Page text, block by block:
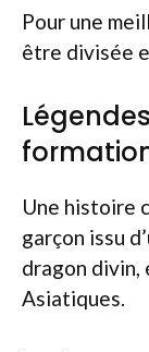
Pour une
être divisée
Une histoire
garçon issu
dragon divin,
Asiatiques.